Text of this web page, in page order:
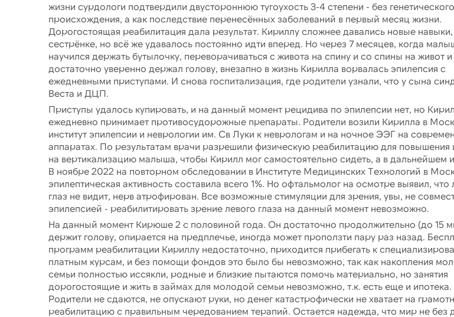
жизни сурдологи подтвердили двустороннюю тугоухость 3-4 степени - без генетического
происхождения, а как последствие перенесённых заболеваний в первый месяц жизни.
Дорогостоящая реабилитация дала результат. Кириллу сложнее давались новые
сестрёнке, но всё же удавалось постоянно идти вперед. Но через 7 месяцев, когда
научился держать бутылочку, переворачиваться с живота на спину и со спины на живот и
достаточно уверенно держал голову, внезапно в жизнь Кирилла ворвалась эпилепсия с
ежедневными приступами. И снова госпитализация, где родители узнали, что у сына
Веста и ДЦП.
Приступы удалось купировать, и на данный момент рецидива по эпилепсии нет, но
ежедневно принимает противосудорожные препараты. Родители возили Кирилла в
институт эпилепсии и неврологии им. Св Луки к неврологам и на ночное ЭЭГ на
аппаратах. По результатам врачи разрешили физическую реабилитацию для повышения
на вертикализацию малыша, чтобы Кирилл мог самостоятельно сидеть, а в дальнейшем
В ноябре 2022 на повторном обследовании в Институте Медицинских Технологий в
эпилептическая активность составила всего 1%. Но офтальмолог на осмотре выявил, что
глаз не видит, нерв атрофирован. Все возможные стимуляции для зрения, увы, не
эпилепсией - реабилитировать зрение левого глаза на данный момент невозможно.
На данный момент Кирюше 2 с половиной года. Он достаточно продолжительно (до 15
держит голову, опирается на предплечье, иногда может проползти пару раз назад.
программ реабилитации Кириллу недостаточно, приходится прибегать к
платным курсам, и без помощи фондов это было бы невозможно, так как накопления
семьи полностью иссякли, родные и близкие пытаются помочь материально, но занятия
дорогостоящие и жить в займах для молодой семьи невозможно, т.к. есть еще и ипотека.
Родители не сдаются, не опускают руки, но денег катастрофически не хватает на
реабилитацию с правильным чередованием терапий. Остается надежда, что мир не без